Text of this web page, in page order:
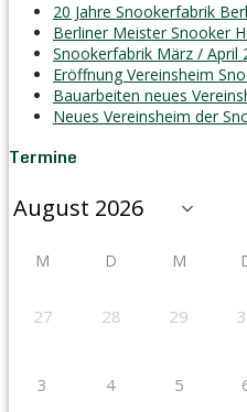
20 Jahre Snookerfabrik
Berliner Meister Snooker
Snookerfabrik März / April
Eröffnung Vereinsheim
Bauarbeiten neues
Neues Vereinsheim der
Termine
M D M
27 28 29
3 4 5